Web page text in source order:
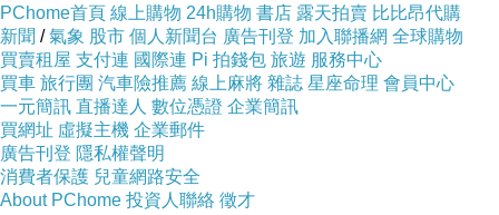
眼了，芊萱這點小把戲哪敢班門弄斧？」姜芊萱優雅地展
牌，露出標準的八顆牙齒微笑，眼神卻點到為止，精準地
勾著秦天擎的胃口。她太懂秦天擎這種「華爾街之狼」
了。這種男人自大、自戀又花心，越是得不到的，他越想
一口吞下。而在賭廳角落的陰影處，站著一個與這裡格格
不入的身影。許培倫（27歲）身上穿著稍微有些起毛球的
PChome首頁 線上購物 24h購物 書店 露天拍賣 比比昂代購
新聞 /氣象 股市 個人新聞台 廣告刊登 加入聯播網 全球購物
買賣租屋 支付連 國際連 Pi 拍錢包 旅遊 服務中心
買車 旅行團 汽車險推薦 線上麻將 雜誌 星座命理 會員中心
一元簡訊 直播達人 數位憑證 企業簡訊
買網址 虛擬主機 企業郵件
廣告刊登 隱私權聲明
消費者保護 兒童網路安全
About PChome 投資人聯絡 徵才